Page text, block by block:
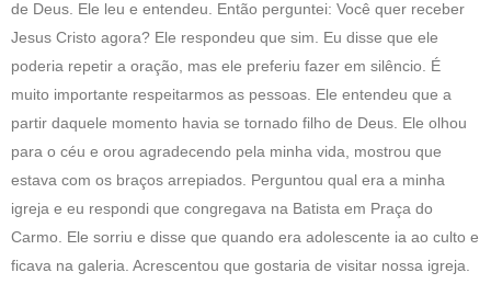
de Deus. Ele leu e entendeu. Então perguntei: Você quer receber
Jesus Cristo agora? Ele respondeu que sim. Eu disse que ele
poderia repetir a oração, mas ele preferiu fazer em silêncio. É
muito importante respeitarmos as pessoas. Ele entendeu que a
partir daquele momento havia se tornado filho de Deus. Ele olhou
para o céu e orou agradecendo pela minha vida, mostrou que
estava com os braços arrepiados. Perguntou qual era a minha
igreja e eu respondi que congregava na Batista em Praça do
Carmo. Ele sorriu e disse que quando era adolescente ia ao culto e
ficava na galeria. Acrescentou que gostaria de visitar nossa igreja.